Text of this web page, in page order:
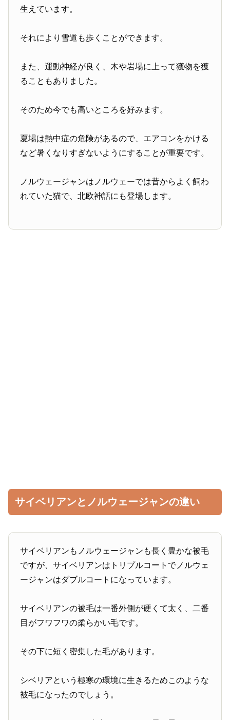
生えています。
それにより雪道も歩くことができます。
また、運動神経が良く、木や岩場に上って獲物を獲
ることもありました。
そのため今でも高いところを好みます。
夏場は熱中症の危険があるので、エアコンをかける
など暑くなりすぎないようにすることが重要です。
ノルウェージャンはノルウェーでは昔からよく飼わ
れていた猫で、北欧神話にも登場します。
サイベリアンとノルウェージャンの違い
サイベリアンもノルウェージャンも長く豊かな被毛
ですが、サイベリアンはトリプルコートでノルウェ
ージャンはダブルコートになっています。
サイベリアンの被毛は一番外側が硬くて太く、二番
目がフワフワの柔らかい毛です。
その下に短く密集した毛があります。
シベリアという極寒の環境に生きるためこのような
被毛になったのでしょう。